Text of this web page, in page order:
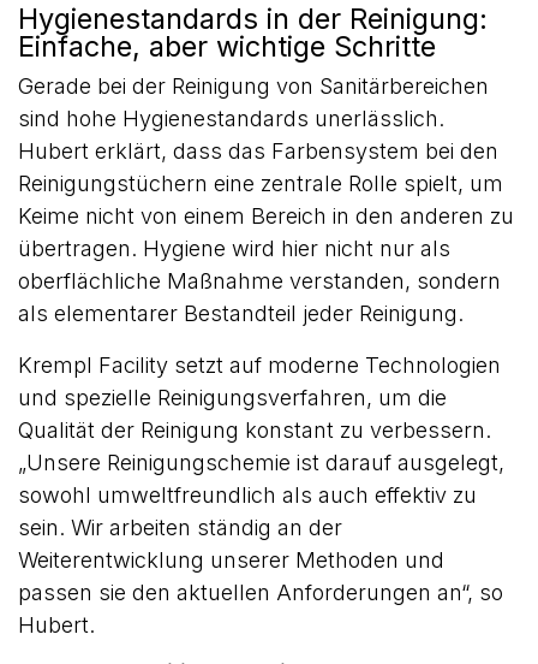
Hygienestandards in der Reinigung:
Einfache, aber wichtige Schritte
Gerade bei der Reinigung von Sanitärbereichen
sind hohe Hygienestandards unerlässlich.
Hubert erklärt, dass das Farbensystem bei den
Reinigungstüchern eine zentrale Rolle spielt, um
Keime nicht von einem Bereich in den anderen zu
übertragen. Hygiene wird hier nicht nur als
oberflächliche Maßnahme verstanden, sondern
als elementarer Bestandteil jeder Reinigung.
Krempl Facility setzt auf moderne Technologien
und spezielle Reinigungsverfahren, um die
Qualität der Reinigung konstant zu verbessern.
„Unsere Reinigungschemie ist darauf ausgelegt,
sowohl umweltfreundlich als auch effektiv zu
sein. Wir arbeiten ständig an der
Weiterentwicklung unserer Methoden und
passen sie den aktuellen Anforderungen an“, so
Hubert.